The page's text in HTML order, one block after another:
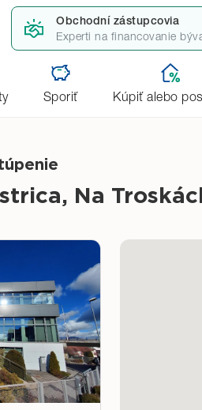
Obchodní zástupcovia
Experti na financovanie
Sporiť Kúpiť alebo
zástupcovia Obchodné zastúpenie
Na